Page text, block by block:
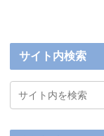
サイト内検索